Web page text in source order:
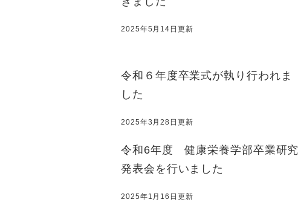
2025年5月14日更新
令和６年度卒業式が執り行われま
した
2025年3月28日更新
令和6年度 健康栄養学部卒業研究
発表会を行いました
2025年1月16日更新